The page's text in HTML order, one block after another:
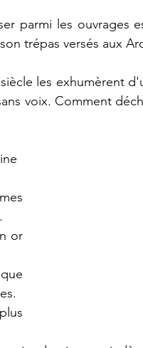
parmi les ouvrages
trépas versés aux
les exhumèrent
voix. Comment
or